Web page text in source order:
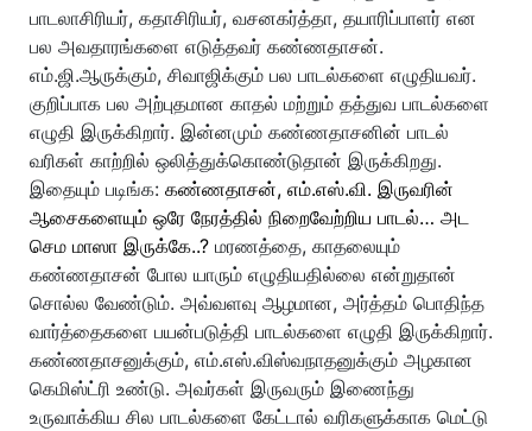
பாடலாசிரியர், கதாசிரியர், வசனகர்த்தா, தயாரிப்பாளர் என
பல அவதாரங்களை எடுத்தவர் கண்ணதாசன்.
எம்.ஜி.ஆருக்கும், சிவாஜிக்கும் பல பாடல்களை எழுதியவர்.
குறிப்பாக பல அற்புதமான காதல் மற்றும் தத்துவ பாடல்களை
எழுதி இருக்கிறார். இன்னமும் கண்ணதாசனின் பாடல்
வரிகள் காற்றில் ஒலித்துக்கொண்டுதான் இருக்கிறது.
இதையும் படிங்க: கண்ணதாசன், எம்.எஸ்.வி. இருவரின்
ஆசைகளையும் ஒரே நேரத்தில் நிறைவேற்றிய பாடல்… அட
செம மாஸா இருக்கே..? மரணத்தை, காதலையும்
கண்ணதாசன் போல யாரும் எழுதியதில்லை என்றுதான்
சொல்ல வேண்டும். அவ்வளவு ஆழமான, அர்த்தம் பொதிந்த
வார்த்தைகளை பயன்படுத்தி பாடல்களை எழுதி இருக்கிறார்.
கண்ணதாசனுக்கும், எம்.எஸ்.விஸ்வநாதனுக்கும் அழகான
கெமிஸ்ட்ரி உண்டு. அவர்கள் இருவரும் இணைந்து
உருவாக்கிய சில பாடல்களை கேட்டால் வரிகளுக்காக மெட்டு